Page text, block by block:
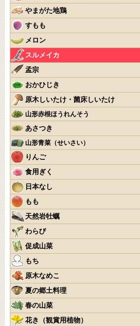
やまがた地鶏
すもも
メロン
スルメイカ
孟宗
おかひじき
原木しいたけ・菌床しいたけ
山形赤根ほうれんそう
あさつき
山形青菜（せいさい）
りんご
食用ぎく
日本なし
もも
天然岩牡蠣
わらび
促成山菜
もち
原木なめこ
夏の郷土料理
春の山菜
花き（観賞用植物）